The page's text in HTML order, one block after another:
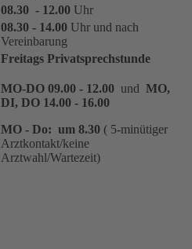
08.30 - 12.00 Uhr
08.30 - 14.00 Uhr und nach
Vereinbarung
Freitags Privatsprechstunde
MO-DO 09.00 - 12.00 und MO,
DI, DO 14.00 - 16.00
MO - Do: um 8.30 ( 5-minütiger
Arztkontakt/keine
Arztwahl/Wartezeit)